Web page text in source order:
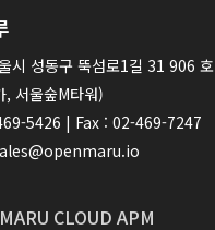
시 성동구 뚝섬로1길 31 906 호
, 서울숲M타워)
5426 | Fax : 02-469-7247
CLOUD APM